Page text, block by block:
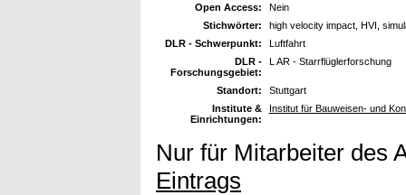
Open Access:
Nein
Stichwörter:
high velocity impact, HVI,
DLR - Schwerpunkt:
Luftfahrt
DLR -
Forschungsgebiet:
L AR - Starrflüglerforschung
Standort:
Stuttgart
Institute &
Einrichtungen:
Institut für Bauweisen- und
Nur für Mitarbeiter des
Eintrags